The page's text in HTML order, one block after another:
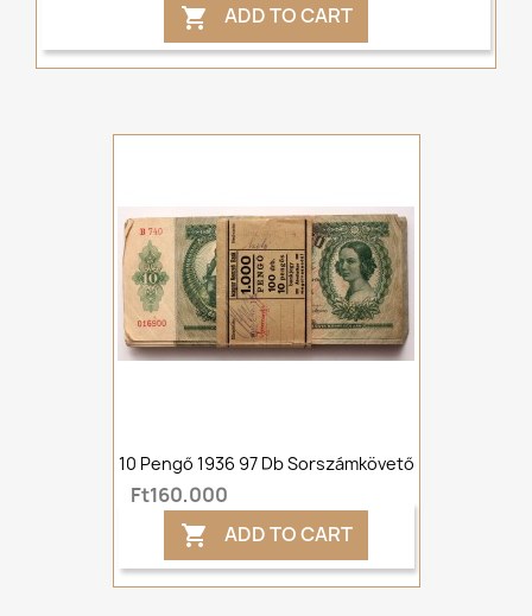
 ADD TO CART
10 Pengő 1936 97 Db Sorszámkövető
Ft160,000
 ADD TO CART